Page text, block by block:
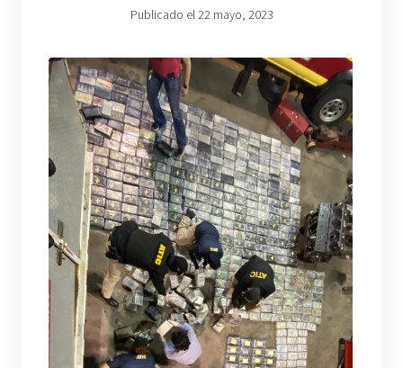
Publicado el 22 mayo, 2023